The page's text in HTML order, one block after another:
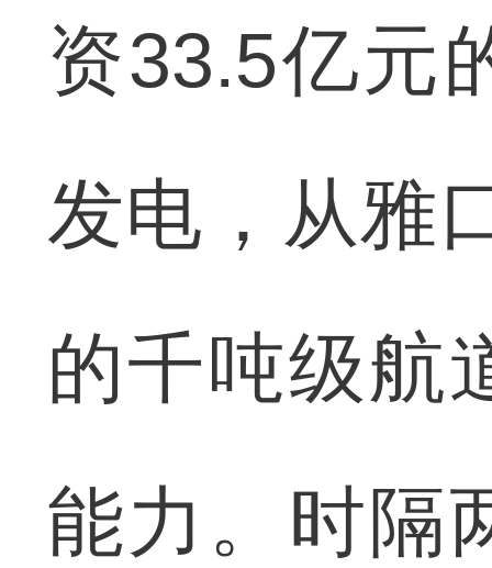
资33.5亿元
发电，从雅
的千吨级航
能力。时隔